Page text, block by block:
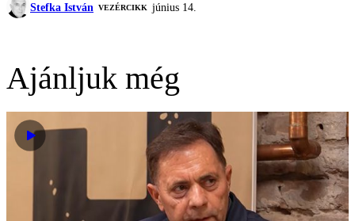
Stefka István VEZÉRCIKK június 14.
Ajánljuk még